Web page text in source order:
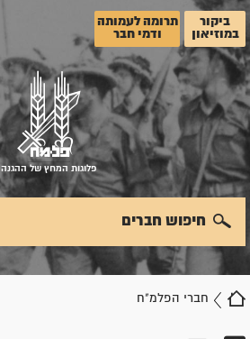
ביקור
במוזיאון
תרומה לעמותה
ודמי חבר
פלוגות המחץ של ההגנה
חברי הפלמ"ח
חיפוש חברים